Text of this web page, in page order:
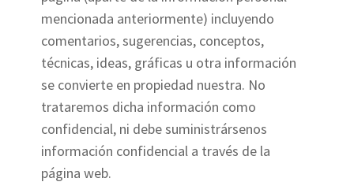
mencionada anteriormente) incluyendo
comentarios, sugerencias, conceptos,
técnicas, ideas, gráficas u otra información
se convierte en propiedad nuestra. No
trataremos dicha información como
confidencial, ni debe suministrársenos
información confidencial a través de la
página web.